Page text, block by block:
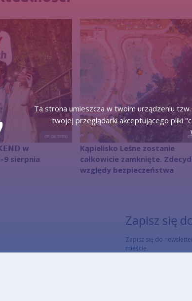
07.08.2026
𝘄
sierpnia
Kąpielisko Leśne zostanie
całkowicie zamknięte.
względy bezpieczeństwa
Zapisz się
Zapisz się do
mieście.
Ta strona umieszcza w twoim urządzeniu
twojej przeglądarki akceptującego pliki